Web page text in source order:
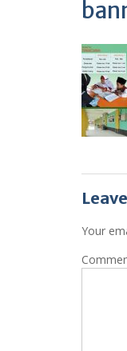
Your